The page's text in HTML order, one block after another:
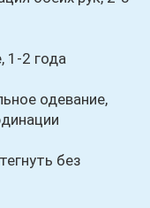
2 года
одевание,
без